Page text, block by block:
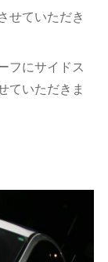
せていただき
フにサイドス
ていただきま